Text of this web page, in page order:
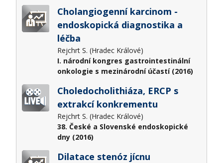
Cholangiogenní karcinom -
endoskopická diagnostika a
léčba
Rejchrt S. (Hradec Králové)
I. národní kongres gastrointestinální
onkologie s mezinárodní účastí (2016)
Choledocholithiáza, ERCP s
extrakcí konkrementu
Rejchrt S. (Hradec Králové)
38. České a Slovenské endoskopické
dny (2016)
Dilatace stenóz jícnu